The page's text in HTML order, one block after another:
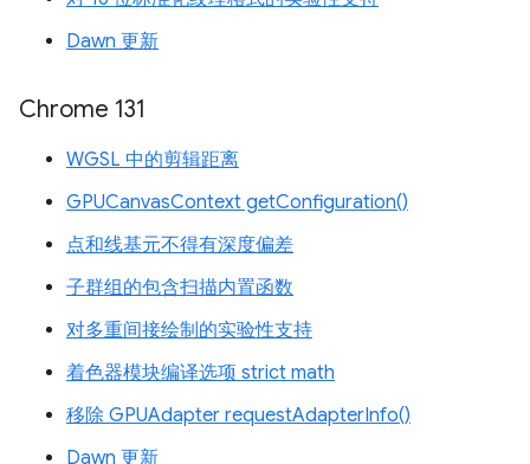
Dawn 更新
Chrome 131
WGSL 中的剪辑距离
GPUCanvasContext getConfiguration()
点和线基元不得有深度偏差
子群组的包含扫描内置函数
对多重间接绘制的实验性支持
着色器模块编译选项 strict math
移除 GPUAdapter requestAdapterInfo()
Dawn 更新